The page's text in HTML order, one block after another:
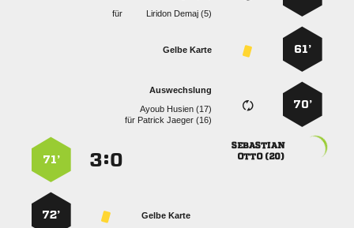
für
  
61’
Gelbe Karte
70’
Auswechslung
  
für   

 
:
71’
Gelbe Karte
72’